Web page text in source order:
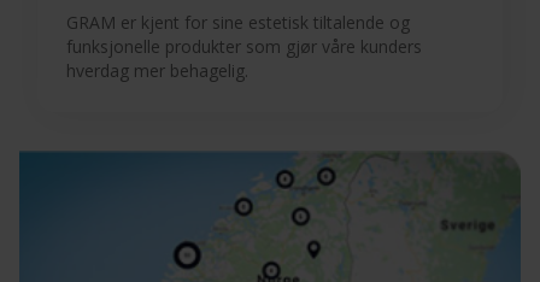
GRAM er kjent for sine estetisk tiltalende og
funksjonelle produkter som gjør våre kunders
hverdag mer behagelig.